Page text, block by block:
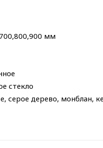
мм
стекло
серое дерево, монблан,